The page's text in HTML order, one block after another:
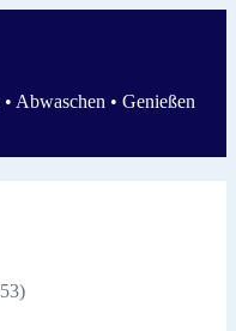
Abwaschen • Genießen